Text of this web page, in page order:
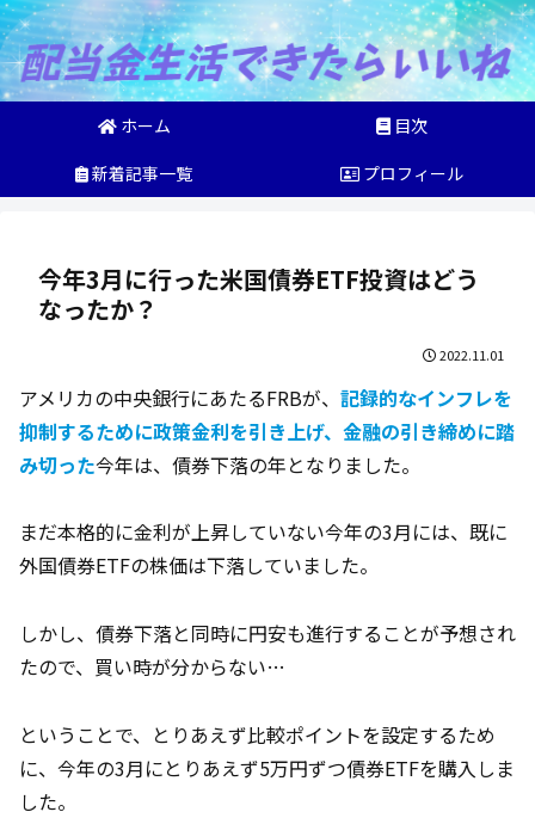
ホーム
目次
新着記事一覧
プロフィール
今年3月に行った米国債券ETF投資はどう
なったか？
2022.11.01
アメリカの中央銀行にあたるFRBが、 記録的なインフレを
抑制するために政策金利を引き上げ、金融の引き締めに踏
み切った今年は、債券下落の年となりました。
まだ本格的に金利が上昇していない今年の3月には、既に
外国債券ETFの株価は下落していました。
しかし、債券下落と同時に円安も進行することが予想され
たので、買い時が分からない…
ということで、とりあえず比較ポイントを設定するため
に、今年の3月にとりあえず5万円ずつ債券ETFを購入しま
した。